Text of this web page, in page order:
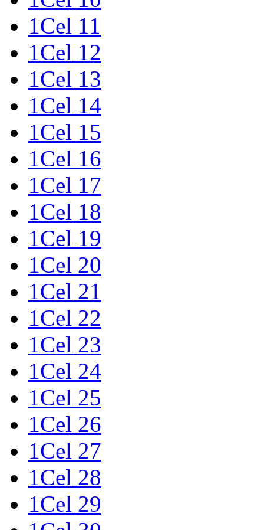
1Cel 11
1Cel 12
1Cel 13
1Cel 14
1Cel 15
1Cel 16
1Cel 17
1Cel 18
1Cel 19
1Cel 20
1Cel 21
1Cel 22
1Cel 23
1Cel 24
1Cel 25
1Cel 26
1Cel 27
1Cel 28
1Cel 29